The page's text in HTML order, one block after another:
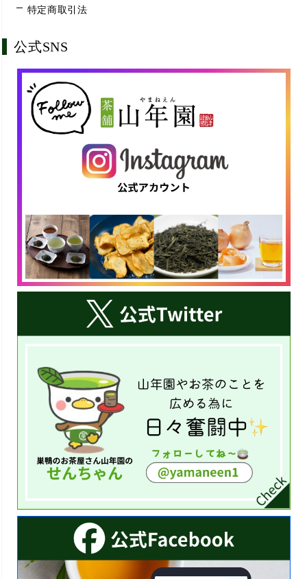
特定商取引法
公式SNS